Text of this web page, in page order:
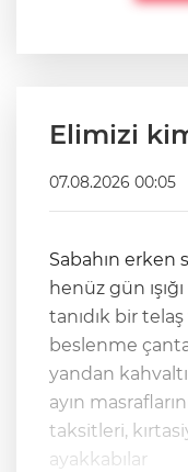
Elimizi
07.08.2026 00:05
Sabahın erken
henüz gün
tanıdık bir
beslenme
yandan
ayın
taksitleri,
ayakkabılar